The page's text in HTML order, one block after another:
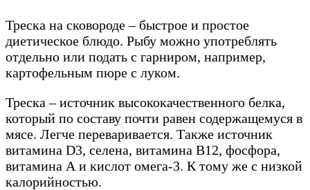
Треска на сковороде – быстрое и простое
диетическое блюдо. Рыбу можно употреблять
отдельно или подать с гарниром, например,
картофельным пюре с луком.
Треска – источник высококачественного белка,
который по составу почти равен содержащемуся в
мясе. Легче переваривается. Также источник
витамина D3, селена, витамина B12, фосфора,
витамина А и кислот омега-3. К тому же с низкой
калорийностью.